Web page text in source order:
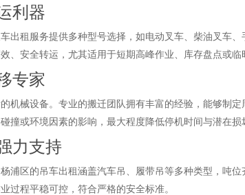
利器
出租服务提供多种型号选择，如电动叉车、柴油叉车
安全转运，尤其适用于短期高峰作业、库存盘点或临
专家
机械设备。专业的搬迁团队拥有丰富的经验，能够制
或环境因素的影响，最大程度降低停机时间与潜在损
力支持
浦区的吊车出租涵盖汽车吊、履带吊等多种类型，吨
过程平稳可控，符合严格的安全标准。